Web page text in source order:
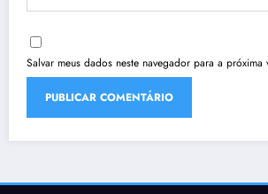
Salvar meus dados neste navegador para a próxima